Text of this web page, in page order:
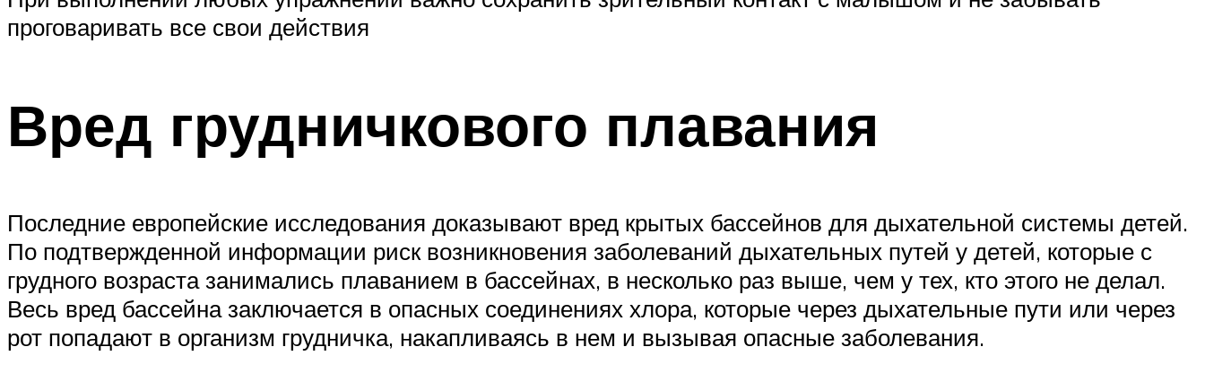
проговаривать все свои действия
Вред грудничкового плавания
Последние европейские исследования доказывают вред крытых бассейнов для дыхательной системы детей.
По подтвержденной информации риск возникновения заболеваний дыхательных путей у детей, которые с
грудного возраста занимались плаванием в бассейнах, в несколько раз выше, чем у тех, кто этого не делал.
Весь вред бассейна заключается в опасных соединениях хлора, которые через дыхательные пути или через
рот попадают в организм грудничка, накапливаясь в нем и вызывая опасные заболевания.